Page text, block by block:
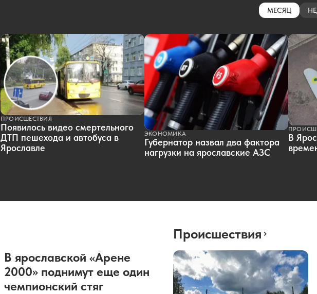
МЕСЯЦ
ПРОИСШЕСТВИЯ
Появилось видео смертельного
ДТП пешехода и автобуса в
Ярославле
ЭКОНОМИКА
Губернатор назвал два фактора
нагрузки на ярославские АЗС
В
В ярославской «Арене
2000» поднимут еще один
чемпионский стяг
Происшествия